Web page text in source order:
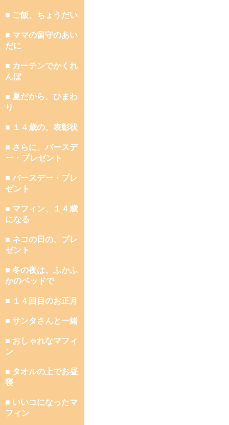
■ ご飯、ちょうだい
■ ママの留守のあい
だに
■ カーテンでかくれ
んぼ
■ 夏だから、ひまわ
り
■ １４歳の、表彰状
■ さらに、バースデ
ー・プレゼント
■ バースデー・プレ
ゼント
■ マフィン、１４歳
になる
■ ネコの日の、プレ
ゼント
■ 冬の夜は、ふかふ
かのベッドで
■ １４回目のお正月
■ サンタさんと一緒
■ おしゃれなマフィ
ン
■ タオルの上でお昼
寝
■ いいコになったマ
フィン